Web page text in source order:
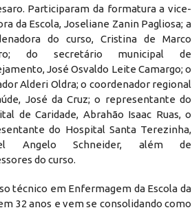
Participaram da formatura a vice-
da Escola, Joseliane Zanin Pagliosa; a
do curso, Cristina de Marco
do secretário municipal de
José Osvaldo Leite Camargo; o
Alderi Oldra; o coordenador regional
José da Cruz; o representante do
de Caridade, Abrahão Isaac Ruas, o
do Hospital Santa Terezinha,
Angelo Schneider, além de
do curso.
técnico em Enfermagem da Escola da
32 anos e vem se consolidando como